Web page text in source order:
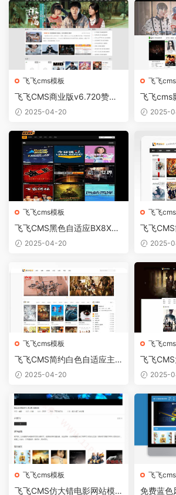
飞飞cms模板
飞飞CMS商业版v6.720赞片
全能版内附免费模版
2025-04-20
飞飞
飞飞cms
源码大气
2025-
飞飞cms模板
飞飞CMS黑色自适应BX8X主
题模板源码
2025-04-20
飞飞
飞飞
题模板首
2025-
飞飞cms模板
飞飞CMS简约白色自适应主
题模板首涂版
2025-04-20
飞飞
飞飞
屏主题模
2025-
飞飞cms模板
飞飞CMS仿大错电影网站模
飞飞
免费蓝色